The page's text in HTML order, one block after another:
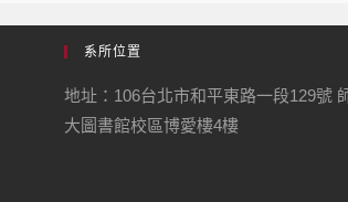
系所位置
地址：106台北市和平東路一段129號
大圖書館校區博愛樓4樓